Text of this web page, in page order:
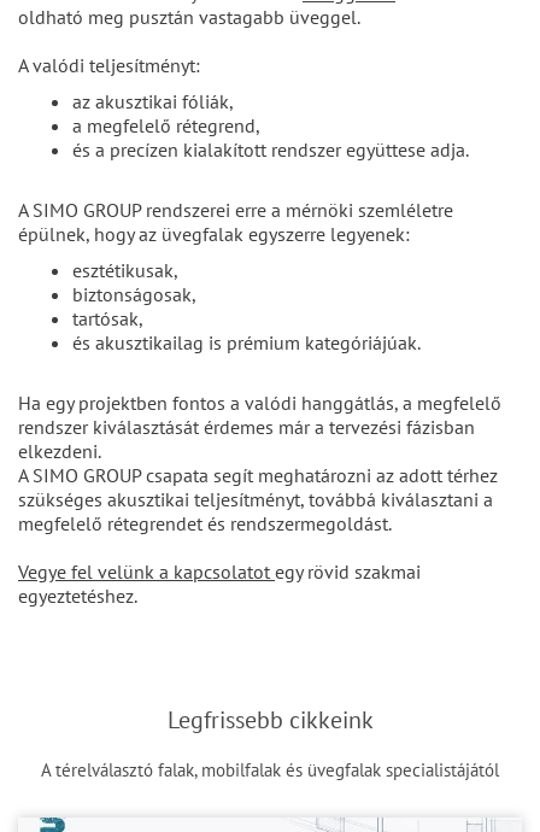
oldható meg pusztán vastagabb üveggel.
A valódi teljesítményt:
az akusztikai fóliák,
a megfelelő rétegrend,
és a precízen kialakított rendszer együttese adja.
A SIMO GROUP rendszerei erre a mérnöki szemléletre
épülnek, hogy az üvegfalak egyszerre legyenek:
esztétikusak,
biztonságosak,
tartósak,
és akusztikailag is prémium kategóriájúak.
Ha egy projektben fontos a valódi hanggátlás, a megfelelő
rendszer kiválasztását érdemes már a tervezési fázisban
elkezdeni.
A SIMO GROUP csapata segít meghatározni az adott térhez
szükséges akusztikai teljesítményt, továbbá kiválasztani a
megfelelő rétegrendet és rendszermegoldást.
Vegye fel velünk a kapcsolatot egy rövid szakmai
egyeztetéshez.
Legfrissebb cikkeink
A térelválasztó falak, mobilfalak és üvegfalak specialistájától